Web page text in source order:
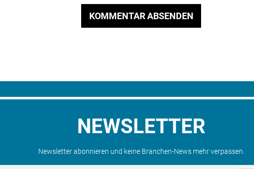
KOMMENTAR ABSENDEN
NEWSLETTER
Newsletter abonnieren und keine Branchen-News mehr verpassen.